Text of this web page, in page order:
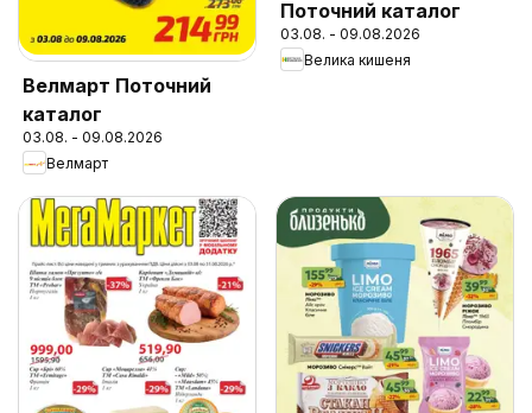
Велмарт Поточний
каталог
03.08. - 09.08.2026
Велмарт
Поточний каталог
03.08. - 09.08.2026
Велика кишеня